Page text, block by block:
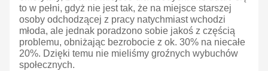
to w pełni, gdyż nie jest tak, że na miejsce starszej
osoby odchodzącej z pracy natychmiast wchodzi
młoda, ale jednak poradzono sobie jakoś z częścią
problemu, obniżając bezrobocie z ok. 30% na niecałe
20%. Dzięki temu nie mieliśmy groźnych wybuchów
społecznych.